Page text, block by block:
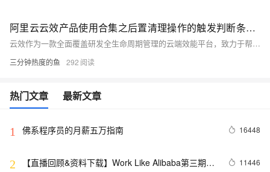
阿里云云效产品使用合集之后置清理操作的触发判断条件是什么
云效作为一款全面覆盖研发全生命周期管理的云端效能平台，致力于帮助企业实现高效协同、敏捷研发和持续交付。本合集收集整理了用户在使用云效过程中遇到的常见问题，问题涉及项目创建与管理、需求规划与迭代、代码托管与版本控制、自动化测试、持续集成与发布等方面。
三分钟热度的鱼 292
热门文章 最新文章
1 佛系程序员的月薪五万指南 16448
2
【直播回顾&资料下载】Work Like Alibaba第三期：
11446